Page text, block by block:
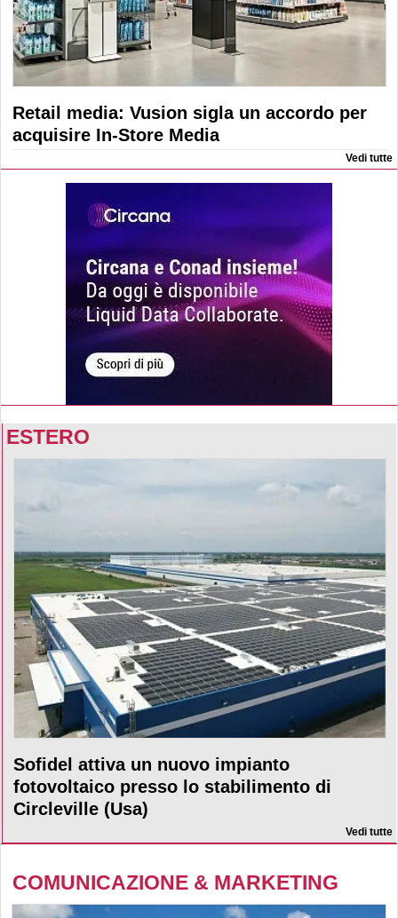
Retail media: Vusion sigla un accordo per
acquisire In-Store Media
Vedi tutte
ESTERO
Sofidel attiva un nuovo impianto
fotovoltaico presso lo stabilimento di
Circleville (Usa)
Vedi tutte
COMUNICAZIONE & MARKETING